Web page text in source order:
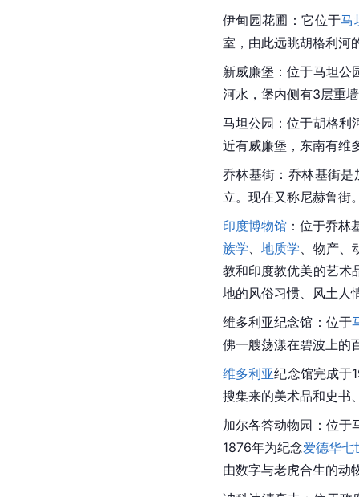
伊甸园花圃：它位于马
室，由此远眺胡格利河
新威廉堡：位于马坦公
河水，堡内侧有3层重
马坦公园：位于胡格利
近有威廉堡，东南有维
乔林基街：乔林基街
立。现在又称尼赫鲁街
印度博物馆 ：位于乔
族学 、地质学 、物产、
教和印度教优美的艺术
地的风俗习惯、风土人
维多利亚纪念馆：位于
佛一艘荡漾在碧波上的
维多利亚纪念馆完成于
搜集来的美术品和史书
加尔各答动物园：位于
1876年为纪念爱德华七
由数字与老虎合生的动